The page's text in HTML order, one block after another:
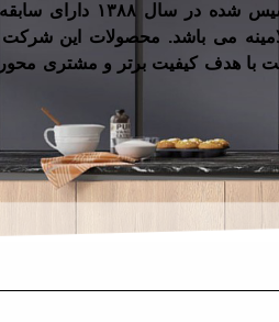
شرکت تیسان چوب ایرانیان
می باشد. محصولات این شرکت
با هدف کیفیت برتر و مشتری